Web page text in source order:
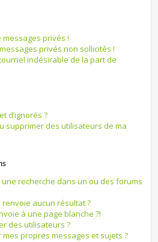
privés !
privés non sollicités !
indésirable de la part de
d’ignorés ?
supprimer des utilisateurs de ma
recherche dans un ou des forums
aucun résultat ?
à une page blanche ?!
des utilisateurs ?
propres messages et sujets ?